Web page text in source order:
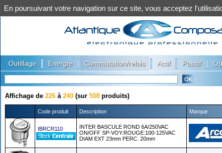
Outillage Energie Commutation/relais Actif Passif
Affichage de 226 à 240 (sur 508 produits)
Code produit Description Marque
IBRCR110
INTER BASCULE ROND 6A/250VAC
ON/OFF SP-VOY.ROUGE:100-125VAC
DIAM EXT 23mm PERC. 20mm
En poursuivant votre navigation sur ce site, vous acceptez